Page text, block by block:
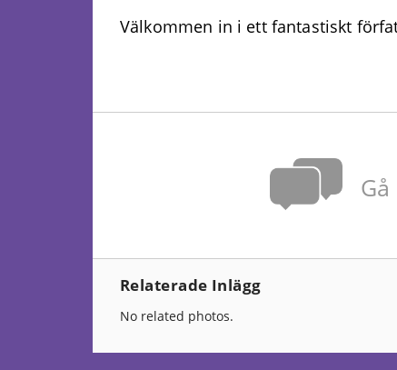
Välkommen in i ett fantastiskt
Relaterade Inlägg
No related photos.